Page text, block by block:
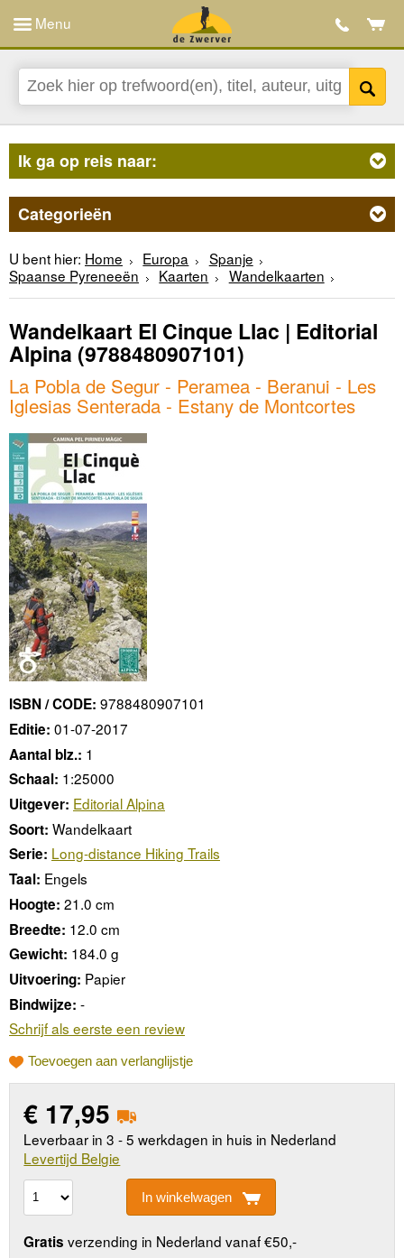
Menu
Ik ga op reis naar:
Categorieën
U bent hier: Home Europa
Spanje
Spaanse Pyreneeën
Kaarten Wandelkaarten
Wandelkaart El Cinque Llac | Editorial
Alpina (9788480907101)
La Pobla de Segur - Peramea - Beranui - Les
Iglesias Senterada - Estany de Montcortes
ISBN / CODE: 9788480907101
Editie: 01-07-2017
Aantal blz.: 1
Schaal: 1:25000
Uitgever: Editorial Alpina
Soort: Wandelkaart
Serie: Long-distance Hiking Trails
Taal: Engels
Hoogte: 21.0 cm
Breedte: 12.0 cm
Gewicht: 184.0 g
Uitvoering: Papier
Bindwijze: -
Schrijf als eerste een review
Toevoegen aan verlanglijstje
€ 17,95
Leverbaar in 3 - 5 werkdagen in huis in Nederland
Levertijd Belgie
In winkelwagen
Gratis verzending in Nederland vanaf €50,-